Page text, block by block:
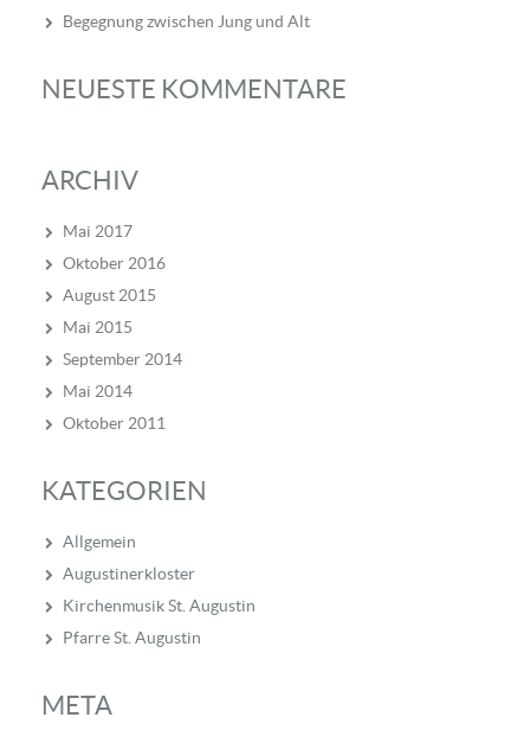
Begegnung zwischen Jung und Alt
NEUESTE KOMMENTARE
ARCHIV
Mai 2017
Oktober 2016
August 2015
Mai 2015
September 2014
Mai 2014
Oktober 2011
KATEGORIEN
Allgemein
Augustinerkloster
Kirchenmusik St. Augustin
Pfarre St. Augustin
META